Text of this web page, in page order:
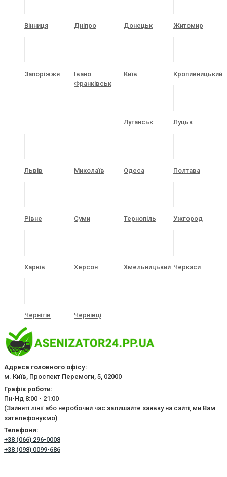
Вінниця Дніпро Донецьк Житомир
Запоріжжя
Івано
Франківськ
Київ Кропивницький
Луганськ Луцьк
Львів Миколаїв Одеса Полтава
Рівне Суми Тернопіль Ужгород
Харків Херсон Хмельницький Черкаси
Чернігів Чернівці
Адреса головного офісу:
м. Київ, Проспект Перемоги, 5, 02000
Графік роботи:
Пн-Нд 8:00 - 21:00
(Зайняті лінії або неробочий час залишайте заявку на сайті, ми Вам
зателефонуємо)
Телефони:
+38 (066) 296-0008
+38 (098) 0099-686